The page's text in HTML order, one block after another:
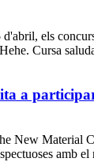
els
Cursa
a
New Material
amb